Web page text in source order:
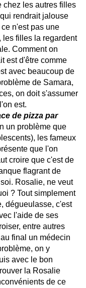
chez les autres filles
rendrait jalouse
n'est pas une
les filles la regardent
Comment on
est d'être comme
avec beaucoup de
de Samara,
on doit s'assumer
est.
de pizza par
un problème que
les fameux
que l'on
croire que c'est de
flagrant de
Rosalie, ne veut
? Tout simplement
dégueulasse, c'est
l'aide de ses
entre autres
final un médecin
on y
avec le bon
la Rosalie
de ce